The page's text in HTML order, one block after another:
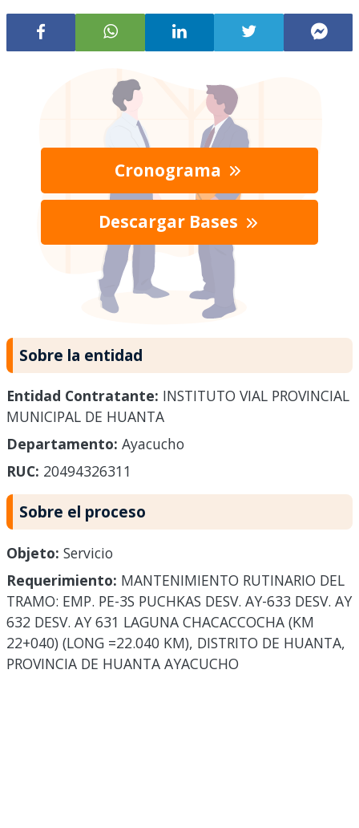
Cronograma
Descargar Bases
Sobre la entidad
Entidad Contratante: INSTITUTO VIAL PROVINCIAL
MUNICIPAL DE HUANTA
Departamento: Ayacucho
RUC: 20494326311
Sobre el proceso
Objeto: Servicio
Requerimiento: MANTENIMIENTO RUTINARIO DEL
TRAMO: EMP. PE-3S PUCHKAS DESV. AY-633 DESV. AY
632 DESV. AY 631 LAGUNA CHACACCOCHA (KM
22+040) (LONG =22.040 KM), DISTRITO DE HUANTA,
PROVINCIA DE HUANTA AYACUCHO